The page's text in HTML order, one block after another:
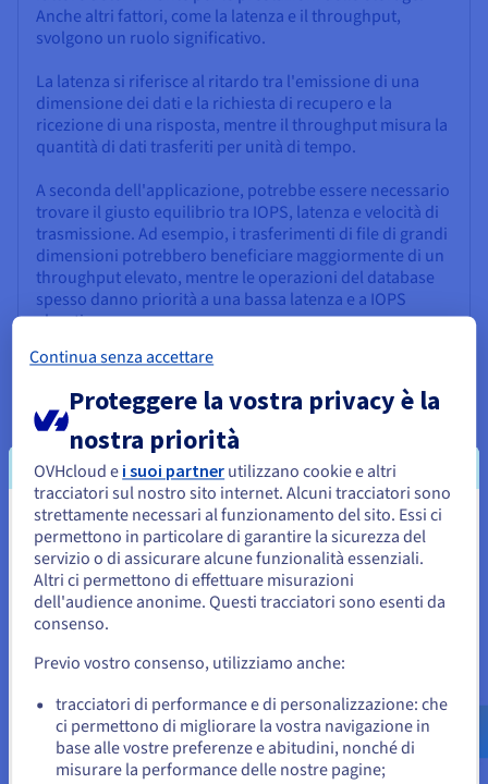
Anche altri fattori, come la latenza e il throughput,
svolgono un ruolo significativo.
La latenza si riferisce al ritardo tra l'emissione di una
dimensione dei dati e la richiesta di recupero e la
ricezione di una risposta, mentre il throughput misura la
quantità di dati trasferiti per unità di tempo.
A seconda dell'applicazione, potrebbe essere necessario
trovare il giusto equilibrio tra IOPS, latenza e velocità di
trasmissione. Ad esempio, i trasferimenti di file di grandi
dimensioni potrebbero beneficiare maggiormente di un
throughput elevato, mentre le operazioni del database
spesso danno priorità a una bassa latenza e a IOPS
elevati.
Trovare il giusto equilibrio
Il valore di IOPS ideale per la soluzione di storage
dipende interamente dalle esigenze e dai modelli di
utilizzo specifici. L'over-provisioning degli IOPS può
comportare costi inutili, mentre l'underprovisioning può
causare colli di bottiglia delle prestazioni in lettura e
scrittura.
È fondamentale analizzare l'applicazione, identificare i
requisiti di IOPS elevati e scegliere una soluzione di
storage in grado di bilanciare IOPS elevati, latenza e
throughput. La consulenza con esperti di storage o
l'utilizzo di strumenti di analisi delle prestazioni possono
aiutare le aziende a prendere decisioni consapevoli e
ottimizzare gli investimenti in storage per la massima
efficienza.
Sembra che la tua localizzazione sia
Stati Uniti
Per effettuare un ordine da Stati Uniti, è necessario accedere al
sito web del Paese e creare un account.
Vai al sito Stati Uniti
us.ovhcloud.com/learn Inglese USD - $
o
Continua senza accettare
Proteggere la vostra privacy è la
nostra priorità
OVHcloud ei suoi partnerutilizzano cookie e altri
tracciatori sul nostro sito internet. Alcuni tracciatori sono
strettamente necessari al funzionamento del sito. Essi ci
permettono in particolare di garantire la sicurezza del
servizio o di assicurare alcune funzionalità essenziali.
Altri ci permettono di effettuare misurazioni
dell'audience anonime. Questi tracciatori sono esenti da
consenso.
Previo vostro consenso, utilizziamo anche:
tracciatori di performance e di personalizzazione: che
ci permettono di migliorare la vostra navigazione in
base alle vostre preferenze e abitudini, nonché di
misurare la performance delle nostre pagine;